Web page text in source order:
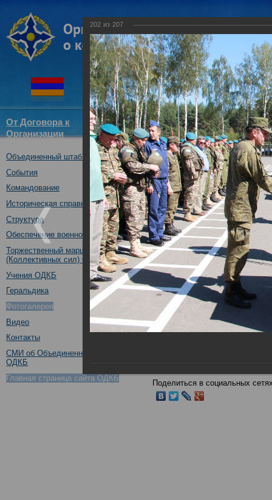
От Договора к
Организации
Структура
ОДКБ
Новости
Объединенный штаб ОДКБ
События
Командование
Историческая справка
Структура
Обеспечение военной безопасности
Торжественный марш Войск
(Коллективных сил) ОДКБ
Учения ОДКБ
Геральдика
Фотогалерея
Видео
Контакты
СМИ об Объединенном штабе
ОДКБ
Главная страница сайта ОДКБ
Совместное учение с
"Нерушимое братство-2016"
23.08.2016
Поделиться в социальных
202 из 207